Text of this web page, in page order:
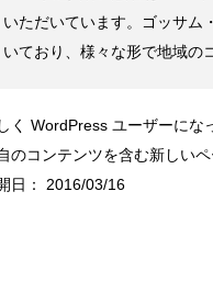
いただいています。ゴッサム
いており、様々な形で地域の
く WordPress ユーザーにな
のコンテンツを含む新しい
日： 2016/03/16